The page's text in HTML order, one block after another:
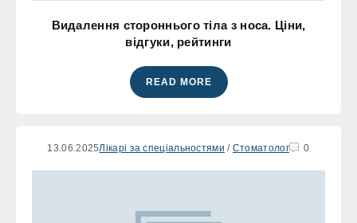
Видалення стороннього тіла з носа. Ціни,
відгуки, рейтинги
READ MORE
13.06.2025Лікарі за спеціальностями / Стоматолог 0